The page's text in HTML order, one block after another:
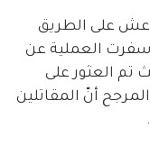
على الطريق
أسفرت العملية عن
تم العثور على
أنّ المقاتلين